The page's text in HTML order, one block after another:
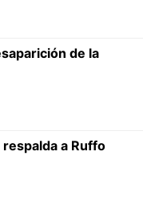
de la
a Ruffo